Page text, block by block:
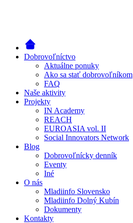
Dobrovoľníctvo
Aktuálne ponuky
Ako sa stať dobrovoľníkom
FAQ
Naše aktivity
Projekty
IN Academy
REACH
EUROASIA vol. II
Social Innovators Network
Blog
Dobrovoľnícky denník
Eventy
Iné
O nás
Mladiinfo Slovensko
Mladiinfo Dolný Kubín
Dokumenty
Kontakty